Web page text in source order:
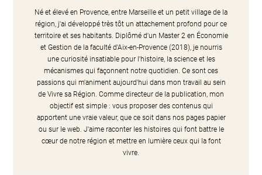
Né et élevé en Provence, entre Marseille et un petit village de la
région, j'ai développé très tôt un attachement profond pour ce
territoire et ses habitants. Diplômé d'un Master 2 en Économie
et Gestion de la faculté d'Aix-en-Provence (2018), je nourris
une curiosité insatiable pour l'histoire, la science et les
mécanismes qui façonnent notre quotidien. Ce sont ces
passions qui m'animent aujourd'hui dans mon travail au sein
de Vivre sa Région. Comme directeur de la publication, mon
objectif est simple : vous proposer des contenus qui
apportent une vraie valeur, que ce soit dans nos pages papier
ou sur le web. J'aime raconter les histoires qui font battre le
cœur de notre région et mettre en lumière ceux qui la font
vivre.